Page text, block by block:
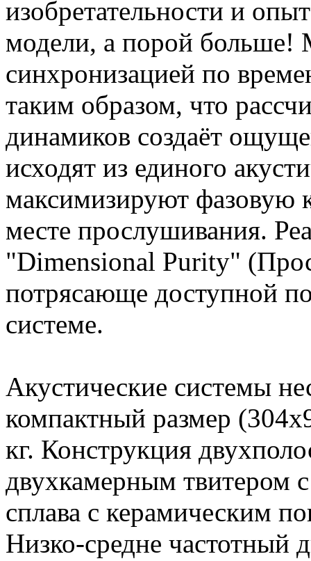
изобретательности и
модели, а порой больше!
синхронизацией по
таким образом, что
динамиков создаёт
исходят из единого
максимизируют фазовую
месте прослушивания.
"Dimensional Purity"
потрясающе доступной
системе.
Акустические системы
компактный размер
кг. Конструкция
двухкамерным твитером
сплава с керамическим
Низко-средне частотный